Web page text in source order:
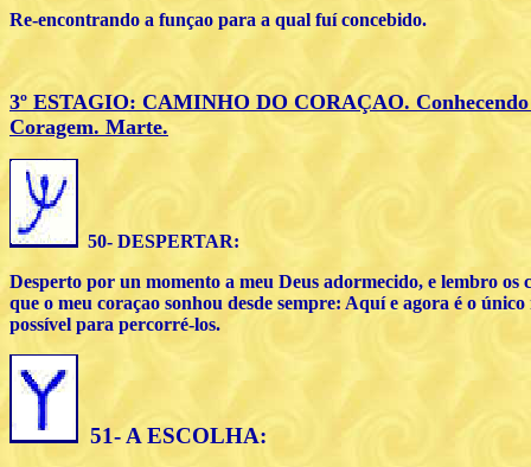
Re-encontrando a funçao para a qual fuí concebido.
3º ESTAGIO: CAMINHO DO CORAÇAO.
Coragem. Marte.
50- DESPERTAR:
Desperto por un momento a meu Deus adormecido, e lembro os
que o meu coraçao sonhou desde sempre: Aquí e agora é o único
possível para percorré-los.
51- A ESCOLHA: